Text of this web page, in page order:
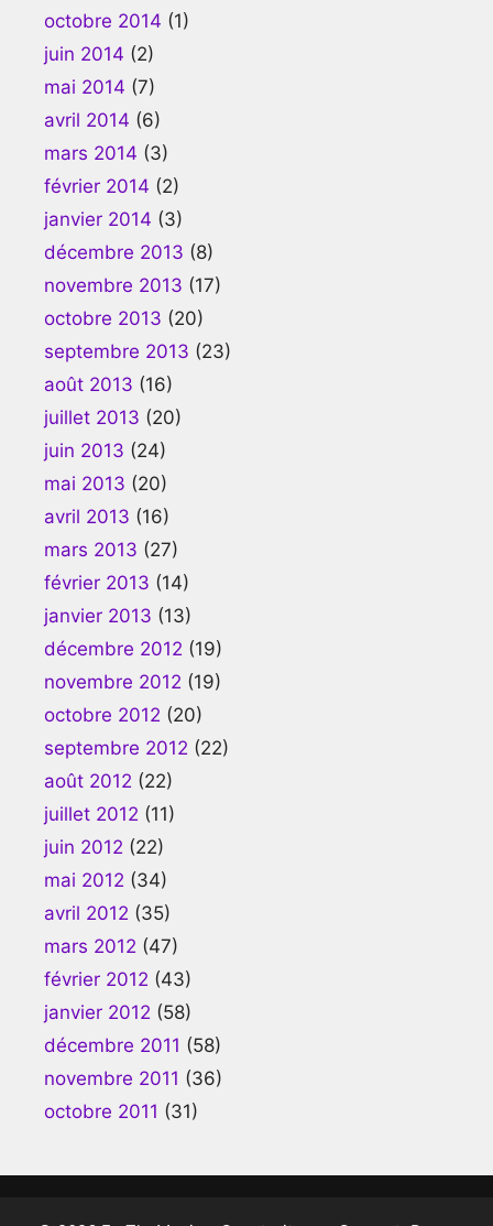
octobre 2014 (1)
juin 2014 (2)
mai 2014 (7)
avril 2014 (6)
mars 2014 (3)
février 2014 (2)
janvier 2014 (3)
décembre 2013 (8)
novembre 2013 (17)
octobre 2013 (20)
septembre 2013 (23)
août 2013 (16)
juillet 2013 (20)
juin 2013 (24)
mai 2013 (20)
avril 2013 (16)
mars 2013 (27)
février 2013 (14)
janvier 2013 (13)
décembre 2012 (19)
novembre 2012 (19)
octobre 2012 (20)
septembre 2012 (22)
août 2012 (22)
juillet 2012 (11)
juin 2012 (22)
mai 2012 (34)
avril 2012 (35)
mars 2012 (47)
février 2012 (43)
janvier 2012 (58)
décembre 2011 (58)
novembre 2011 (36)
octobre 2011 (31)